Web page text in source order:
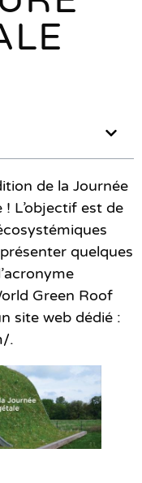
de la Journée
L’objectif est de
quelques
Green Roof
site web dédié :
.